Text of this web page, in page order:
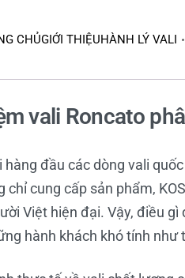
CHỦGIỚI THIỆUHÀNH LÝ VALI
vali Roncato
đầu các dòng vali
cung cấp sản phẩm,
Việt hiện đại. Vậy, điều
hành khách khó tính như